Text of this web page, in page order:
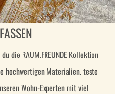
die RAUM.FREUNDE Kollektion
hochwertigen Materialien, teste
Wohn-Experten mit viel